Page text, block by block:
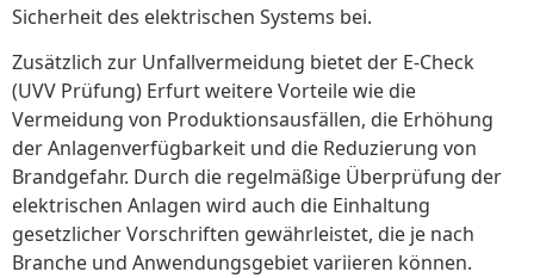
Sicherheit des elektrischen Systems bei.
Zusätzlich zur Unfallvermeidung bietet der E-Check
(UVV Prüfung) Erfurt weitere Vorteile wie die
Vermeidung von Produktionsausfällen, die Erhöhung
der Anlagenverfügbarkeit und die Reduzierung von
Brandgefahr. Durch die regelmäßige Überprüfung der
elektrischen Anlagen wird auch die Einhaltung
gesetzlicher Vorschriften gewährleistet, die je nach
Branche und Anwendungsgebiet variieren können.